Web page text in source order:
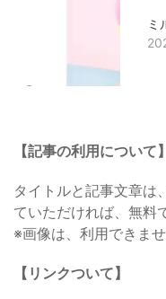
ミ
【記事の利用について】
タイトルと記事文章は
ていただければ、無料
※画像は、利用できま
【リンクついて】